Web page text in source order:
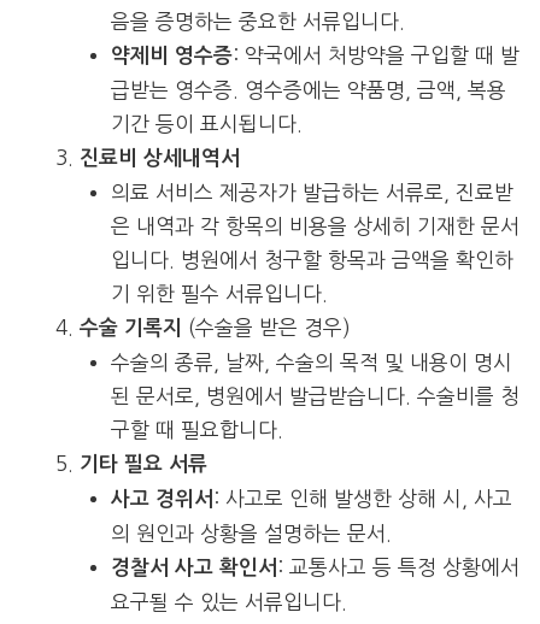
음을 증명하는 중요한 서류입니다.
약제비 영수증: 약국에서 처방약을 구입할 때 발
급받는 영수증. 영수증에는 약품명, 금액, 복용
기간 등이 표시됩니다.
진료비 상세내역서
의료 서비스 제공자가 발급하는 서류로, 진료받
은 내역과 각 항목의 비용을 상세히 기재한 문서
입니다. 병원에서 청구할 항목과 금액을 확인하
기 위한 필수 서류입니다.
수술 기록지
(수술을 받은 경우)
수술의 종류, 날짜, 수술의 목적 및 내용이 명시
된 문서로, 병원에서 발급받습니다. 수술비를 청
구할 때 필요합니다.
기타 필요 서류
사고 경위서 : 사고로 인해 발생한 상해 시, 사고
의 원인과 상황을 설명하는 문서.
경찰서 사고 확인서 : 교통사고 등 특정 상황에서
요구될 수 있는 서류입니다.